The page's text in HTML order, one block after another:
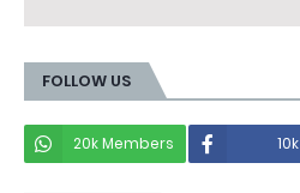
FOLLOW US
20k Members 10k